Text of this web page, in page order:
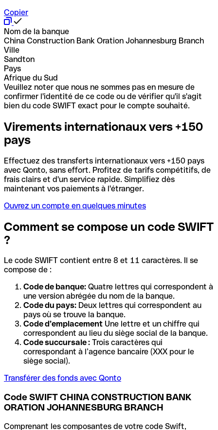
Copier
Nom de la banque
China Construction Bank Oration Johannesburg Branch
Ville
Sandton
Pays
Afrique du Sud
Veuillez noter que nous ne sommes pas en mesure de
confirmer l'identité de ce code ou de vérifier qu'il s'agit
bien du code SWIFT exact pour le compte souhaité.
Virements internationaux vers +150
pays
Effectuez des transferts internationaux vers +150 pays
avec Qonto, sans effort. Profitez de tarifs compétitifs, de
frais clairs et d'un service rapide. Simplifiez dès
maintenant vos paiements à l'étranger.
Ouvrez un compte en quelques minutes
Comment se compose un code SWIFT
?
Le code SWIFT contient entre 8 et 11 caractères. Il se
compose de :
Code de banque: Quatre lettres qui correspondent à
une version abrégée du nom de la banque.
Code du pays: Deux lettres qui correspondent au
pays où se trouve la banque.
Code d’emplacement Une lettre et un chiffre qui
correspondent au lieu du siège social de la banque.
Code succursale : Trois caractères qui
correspondant à l’agence bancaire (XXX pour le
siège social).
Transférer des fonds avec Qonto
Code SWIFT CHINA CONSTRUCTION BANK
ORATION JOHANNESBURG BRANCH
Comprenant les composantes de votre code Swift,